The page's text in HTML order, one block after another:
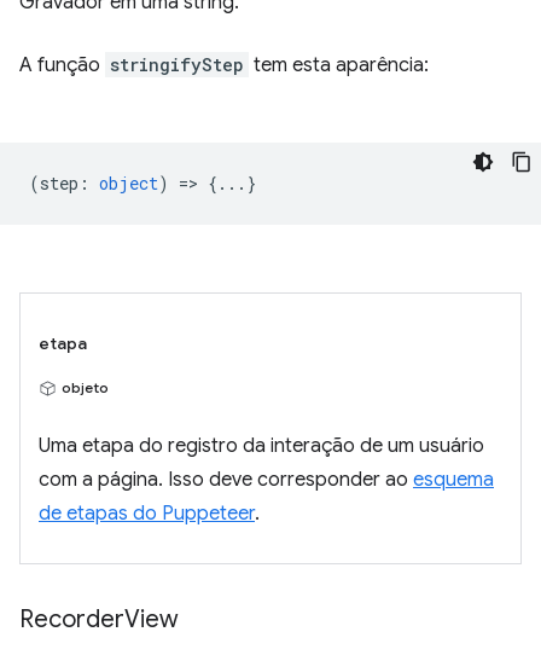
A função stringifyStep tem esta aparência:
(step : object) => {...}
etapa
objeto
Uma etapa do registro da interação de um usuário
com a página. Isso deve corresponder ao esquema
de etapas do Puppeteer.
RecorderView